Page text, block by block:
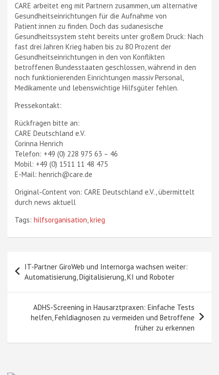
CARE arbeitet eng mit Partnern zusammen, um alternative
Gesundheitseinrichtungen für die Aufnahme von
Patient:innen zu finden. Doch das sudanesische
Gesundheitssystem steht bereits unter großem Druck: Nach
fast drei Jahren Krieg haben bis zu 80 Prozent der
Gesundheitseinrichtungen in den von Konflikten
betroffenen Bundesstaaten geschlossen, während in den
noch funktionierenden Einrichtungen massiv Personal,
Medikamente und lebenswichtige Hilfsgüter fehlen.
Pressekontakt:
Rückfragen bitte an:
CARE Deutschland e.V.
Corinna Henrich
Telefon: +49 (0) 228 975 63 – 46
Mobil: +49 (0) 1511 11 48 475
E-Mail: henrich@care.de
Original-Content von: CARE Deutschland e.V., übermittelt
durch news aktuell
Tags: hilfsorganisation krieg
IT-Partner GiroWeb und Internorga wachsen weiter:
Automatisierung, Digitalisierung, KI und Roboter
ADHS-Screening in Hausarztpraxen: Einfache Tests
helfen, Fehldiagnosen zu vermeiden und Betroffene
früher zu erkennen